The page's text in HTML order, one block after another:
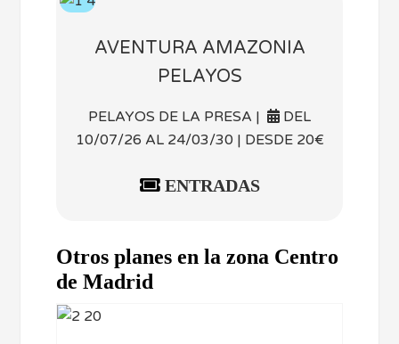
AVENTURA AMAZONIA
PELAYOS
PELAYOS DE LA PRESA |
DEL
10/07/26 AL 24/03/30 | DESDE 20€
ENTRADAS
Otros planes en la zona Centro
de Madrid